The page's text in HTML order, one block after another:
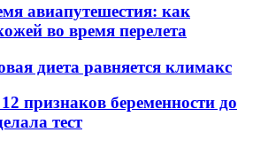
авиапутешестия: как
во время перелета
диета равняется климакс
признаков беременности до
тест